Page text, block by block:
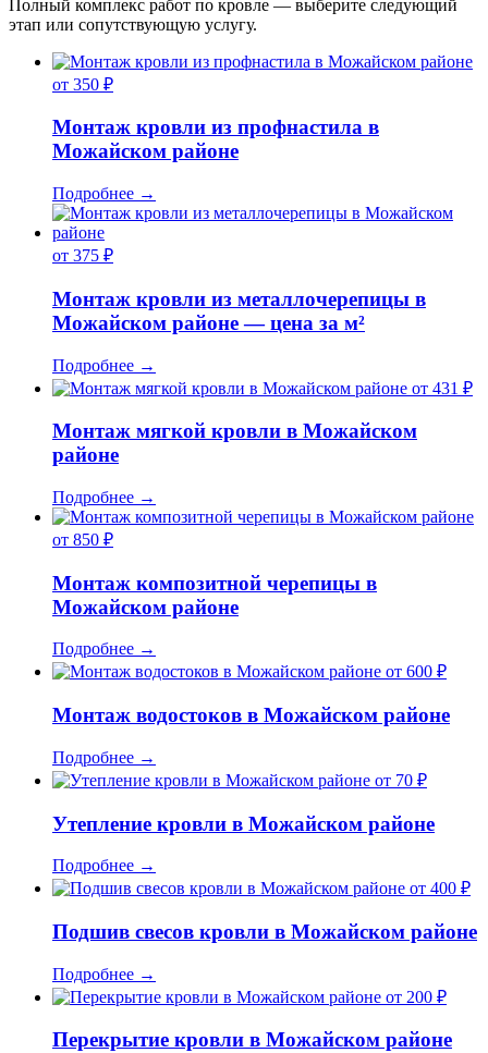
Полный комплекс работ по кровле — выберите следующий
этап или сопутствующую услугу.
от 350 ₽
Монтаж кровли из профнастила в
Можайском районе
Подробнее →
от 375 ₽
Монтаж кровли из металлочерепицы в
Можайском районе — цена за м²
Подробнее →
от 431 ₽
Монтаж мягкой кровли в Можайском
районе
Подробнее →
от 850 ₽
Монтаж композитной черепицы в
Можайском районе
Подробнее →
от 600 ₽
Монтаж водостоков в Можайском районе
Подробнее →
от 70 ₽
Утепление кровли в Можайском районе
Подробнее →
от 400 ₽
Подшив свесов кровли в Можайском районе
Подробнее →
от 200 ₽
Перекрытие кровли в Можайском районе